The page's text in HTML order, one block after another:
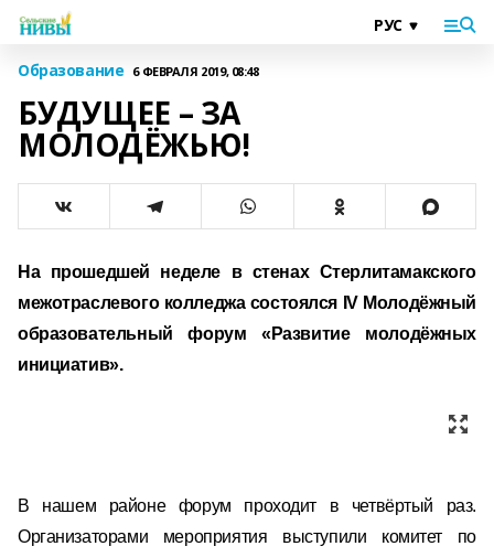
Образование 6 ФЕВРАЛЯ 2019, 08:48
БУДУЩЕЕ – ЗА
МОЛОДЁЖЬЮ!
На прошедшей неделе в стенах Стерлитамакского
межотраслевого колледжа состоялся IV Молодёжный
образовательный форум «Развитие молодёжных
инициатив».
В нашем районе форум проходит в четвёртый раз.
Организаторами мероприятия выступили комитет по